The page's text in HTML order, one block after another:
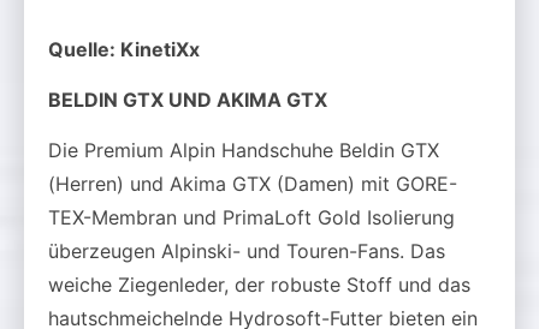
Quelle: KinetiXx
BELDIN GTX UND AKIMA GTX
Die Premium Alpin Handschuhe Beldin GTX
(Herren) und Akima GTX (Damen) mit GORE-
TEX-Membran und PrimaLoft Gold Isolierung
überzeugen Alpinski- und Touren-Fans. Das
weiche Ziegenleder, der robuste Stoff und das
hautschmeichelnde Hydrosoft-Futter bieten ein